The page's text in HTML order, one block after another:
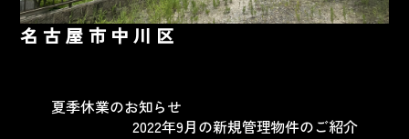
名古屋市中川区
夏季休業のお知らせ
2022年9月の新規管理物件のご紹介